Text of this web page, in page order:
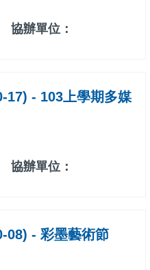
協辦單位：
17) - 103上學期多媒
協辦單位：
08) - 彩墨藝術節